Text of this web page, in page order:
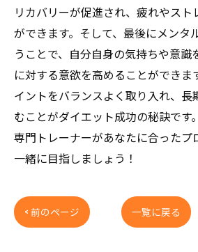
リカバリーが促進され、疲れやスト
ができます。そして、最後にメンタ
うことで、自分自身の気持ちや意識
に対する意欲を高めることができま
イントをバランスよく取り入れ、長
むことがダイエット成功の秘訣です
専門トレーナーがあなたに合ったプ
一緒に目指しましょう！
< 前のページ 一覧に戻る